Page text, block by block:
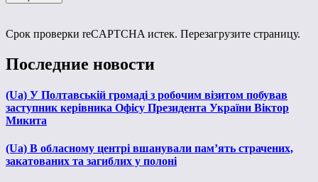
Срок проверки reCAPTCHA истек. Перезагрузите страницу.
Последние новости
(Ua) У Полтавській громаді з робочим візитом побував
заступник керівника Офісу Президента України Віктор
Микита
(Ua) В обласному центрі вшанували пам’ять страчених,
закатованих та загиблих у полоні